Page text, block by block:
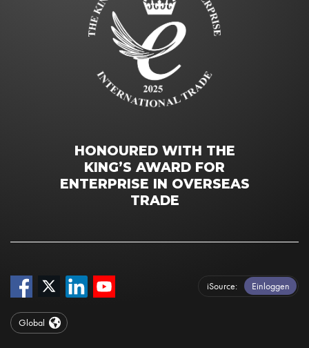
HONOURED WITH THE
KING’S AWARD FOR
ENTERPRISE IN OVERSEAS
TRADE
iSource Einloggen
Global